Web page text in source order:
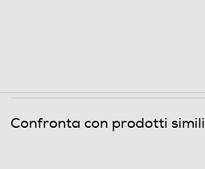
Confronta con prodotti simili